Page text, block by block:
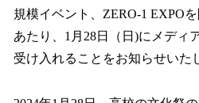
規模イベント、ZERO-1 EXPO
あたり、1月28日（日)にメディ
受け入れることをお知らせいた